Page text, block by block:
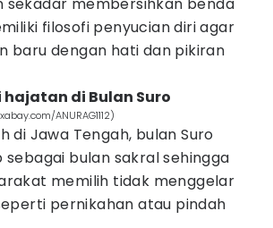
filosofi penyucian diri agar
baru dengan hati dan pikiran
di Bulan Suro
ANURAG1112)
di Jawa Tengah, bulan Suro
sebagai bulan sakral sehingga
memilih tidak menggelar
pernikahan atau pindah